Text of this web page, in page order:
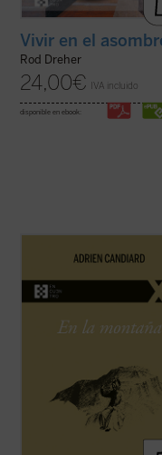
Vivir en el
Rod Dreher
24,00€ IVA incluido
disponible en ebook:
Adrien Candiard nos conduce al
proclama las Bienaventuranzas y
exigencias que parecen inalcanzables: